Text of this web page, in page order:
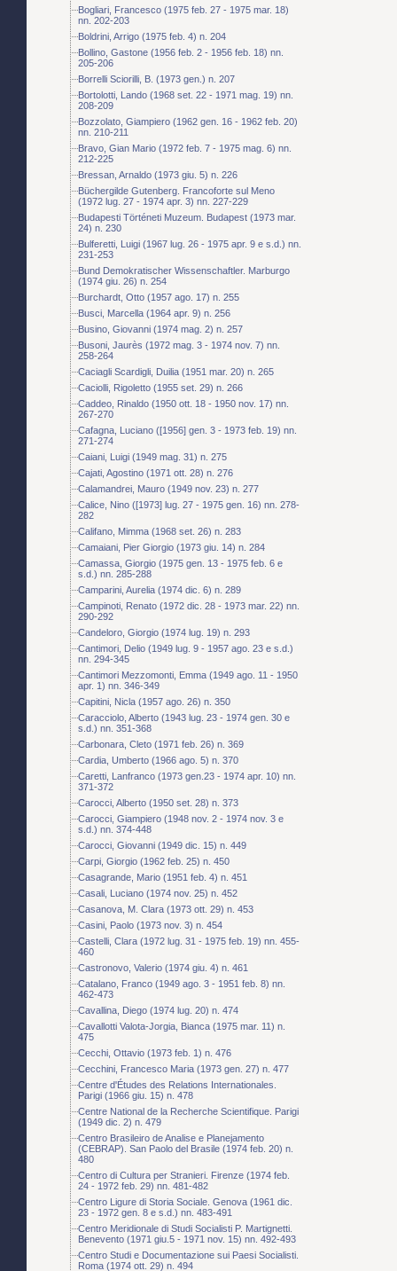
Bogliari, Francesco (1975 feb. 27 - 1975 mar. 18)
nn. 202-203
Boldrini, Arrigo (1975 feb. 4) n. 204
Bollino, Gastone (1956 feb. 2 - 1956 feb. 18) nn.
205-206
Borrelli Sciorilli, B. (1973 gen.) n. 207
Bortolotti, Lando (1968 set. 22 - 1971 mag. 19) nn.
208-209
Bozzolato, Giampiero (1962 gen. 16 - 1962 feb. 20)
nn. 210-211
Bravo, Gian Mario (1972 feb. 7 - 1975 mag. 6) nn.
212-225
Bressan, Arnaldo (1973 giu. 5) n. 226
Büchergilde Gutenberg. Francoforte sul Meno
(1972 lug. 27 - 1974 apr. 3) nn. 227-229
Budapesti Történeti Muzeum. Budapest (1973 mar.
24) n. 230
Bulferetti, Luigi (1967 lug. 26 - 1975 apr. 9 e s.d.) nn.
231-253
Bund Demokratischer Wissenschaftler. Marburgo
(1974 giu. 26) n. 254
Burchardt, Otto (1957 ago. 17) n. 255
Busci, Marcella (1964 apr. 9) n. 256
Busino, Giovanni (1974 mag. 2) n. 257
Busoni, Jaurès (1972 mag. 3 - 1974 nov. 7) nn.
258-264
Caciagli Scardigli, Duilia (1951 mar. 20) n. 265
Caciolli, Rigoletto (1955 set. 29) n. 266
Caddeo, Rinaldo (1950 ott. 18 - 1950 nov. 17) nn.
267-270
Cafagna, Luciano ([1956] gen. 3 - 1973 feb. 19) nn.
271-274
Caiani, Luigi (1949 mag. 31) n. 275
Cajati, Agostino (1971 ott. 28) n. 276
Calamandrei, Mauro (1949 nov. 23) n. 277
Calice, Nino ([1973] lug. 27 - 1975 gen. 16) nn. 278-
282
Califano, Mimma (1968 set. 26) n. 283
Camaiani, Pier Giorgio (1973 giu. 14) n. 284
Camassa, Giorgio (1975 gen. 13 - 1975 feb. 6 e
s.d.) nn. 285-288
Camparini, Aurelia (1974 dic. 6) n. 289
Campinoti, Renato (1972 dic. 28 - 1973 mar. 22) nn.
290-292
Candeloro, Giorgio (1974 lug. 19) n. 293
Cantimori, Delio (1949 lug. 9 - 1957 ago. 23 e s.d.)
nn. 294-345
Cantimori Mezzomonti, Emma (1949 ago. 11 - 1950
apr. 1) nn. 346-349
Capitini, Nicla (1957 ago. 26) n. 350
Caracciolo, Alberto (1943 lug. 23 - 1974 gen. 30 e
s.d.) nn. 351-368
Carbonara, Cleto (1971 feb. 26) n. 369
Cardia, Umberto (1966 ago. 5) n. 370
Caretti, Lanfranco (1973 gen.23 - 1974 apr. 10) nn.
371-372
Carocci, Alberto (1950 set. 28) n. 373
Carocci, Giampiero (1948 nov. 2 - 1974 nov. 3 e
s.d.) nn. 374-448
Carocci, Giovanni (1949 dic. 15) n. 449
Carpi, Giorgio (1962 feb. 25) n. 450
Casagrande, Mario (1951 feb. 4) n. 451
Casali, Luciano (1974 nov. 25) n. 452
Casanova, M. Clara (1973 ott. 29) n. 453
Casini, Paolo (1973 nov. 3) n. 454
Castelli, Clara (1972 lug. 31 - 1975 feb. 19) nn. 455-
460
Castronovo, Valerio (1974 giu. 4) n. 461
Catalano, Franco (1949 ago. 3 - 1951 feb. 8) nn.
462-473
Cavallina, Diego (1974 lug. 20) n. 474
Cavallotti Valota-Jorgia, Bianca (1975 mar. 11) n.
475
Cecchi, Ottavio (1973 feb. 1) n. 476
Cecchini, Francesco Maria (1973 gen. 27) n. 477
Centre d'Études des Relations Internationales.
Parigi (1966 giu. 15) n. 478
Centre National de la Recherche Scientifique. Parigi
(1949 dic. 2) n. 479
Centro Brasileiro de Analise e Planejamento
(CEBRAP). San Paolo del Brasile (1974 feb. 20) n.
480
Centro di Cultura per Stranieri. Firenze (1974 feb.
24 - 1972 feb. 29) nn. 481-482
Centro Ligure di Storia Sociale. Genova (1961 dic.
23 - 1972 gen. 8 e s.d.) nn. 483-491
Centro Meridionale di Studi Socialisti P. Martignetti.
Benevento (1971 giu.5 - 1971 nov. 15) nn. 492-493
Centro Studi e Documentazione sui Paesi Socialisti.
Roma (1974 ott. 29) n. 494